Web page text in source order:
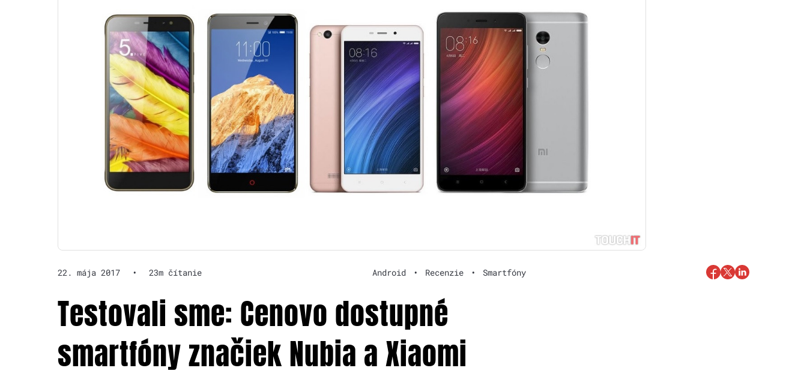
22. mája 2017 • 23m čítanie Android • Recenzie • Smartfóny
Testovali sme: Cenovo dostupné
smartfóny značiek Nubia a Xiaomi